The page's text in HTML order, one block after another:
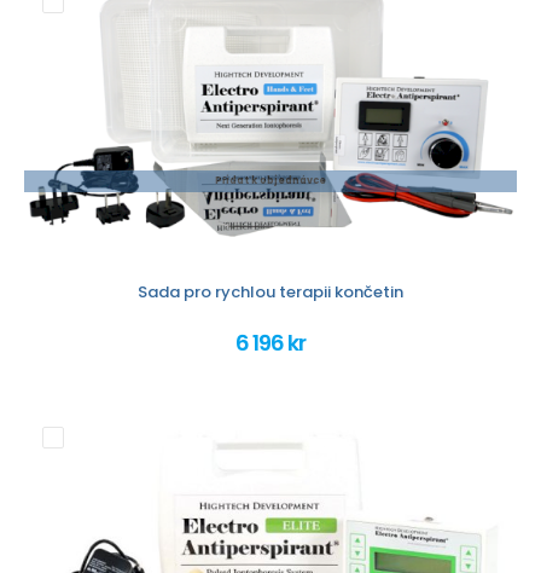
Přidat k objednávce
Sada pro rychlou terapii končetin
6 196 kr